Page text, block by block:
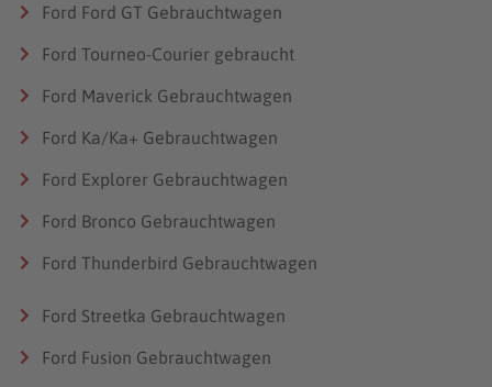
Ford Ford GT Gebrauchtwagen
Ford Tourneo-Courier gebraucht
Ford Maverick Gebrauchtwagen
Ford Ka/Ka+ Gebrauchtwagen
Ford Explorer Gebrauchtwagen
Ford Bronco Gebrauchtwagen
Ford Thunderbird Gebrauchtwagen
Ford Streetka Gebrauchtwagen
Ford Fusion Gebrauchtwagen